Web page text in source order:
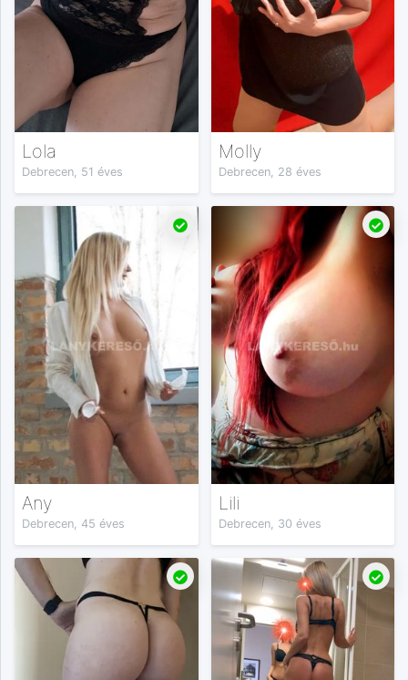
Lola
Debrecen, 51 éves
Molly
Debrecen, 28 éves
Any
Debrecen, 45 éves
Lili
Debrecen, 30 éves